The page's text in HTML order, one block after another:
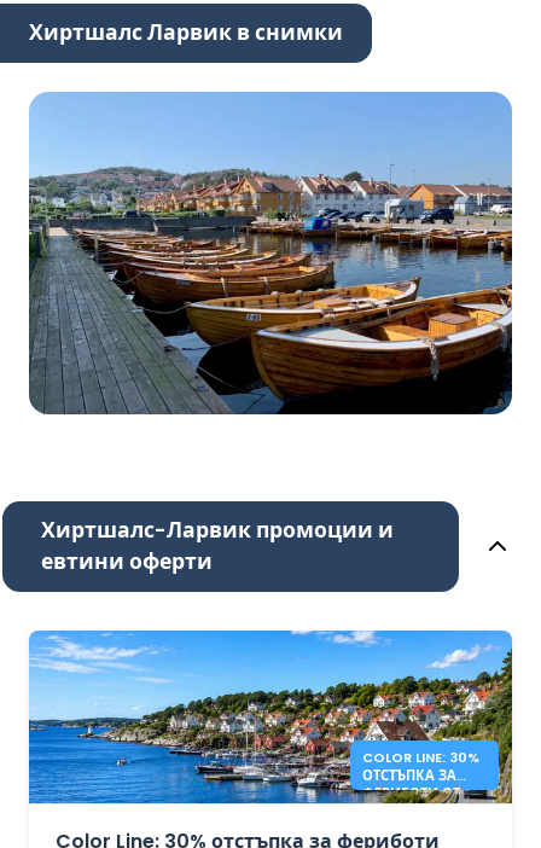
Хиртшалс Ларвик в снимки
Хиртшалс-Ларвик промоции и
евтини оферти
COLOR LINE: 30%
ОТСТЪПКА ЗА
ФЕРИБОТИ ОТ
НОРВЕГИЯ
Color Line: 30% отстъпка за фериботи